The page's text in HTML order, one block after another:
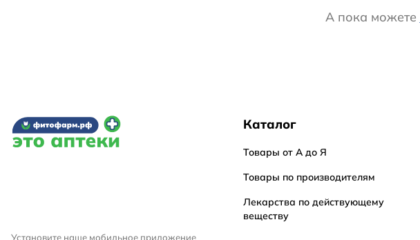
А пока можете
Установите наше мобильное приложение
Каталог
Товары от А до Я
Товары по производителям
Лекарства по действующему
веществу